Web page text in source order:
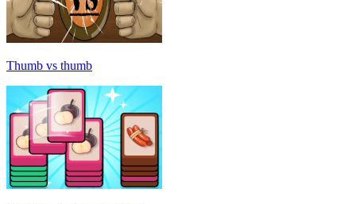
Thumb vs thumb